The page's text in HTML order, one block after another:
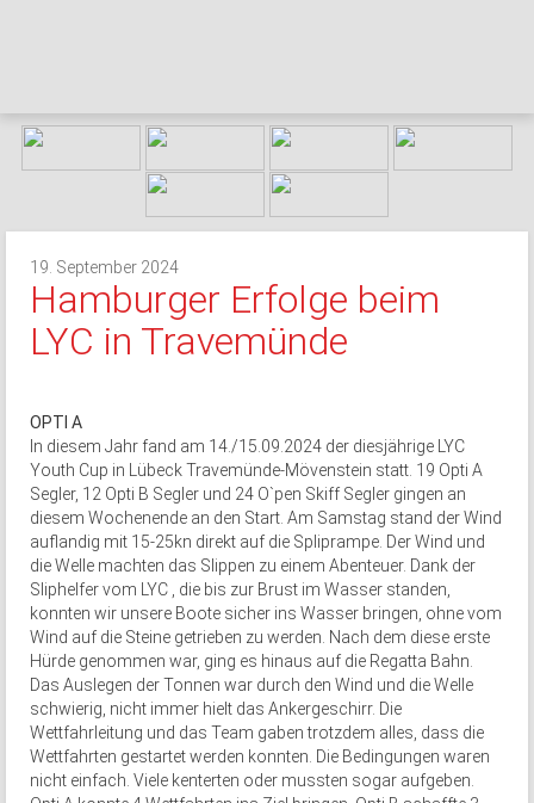
19. September 2024
Hamburger Erfolge beim
LYC in Travemünde
OPTI A
In diesem Jahr fand am 14./15.09.2024 der diesjährige LYC
Youth Cup in Lübeck Travemünde-Mövenstein statt. 19 Opti A
Segler, 12 Opti B Segler und 24 O`pen Skiff Segler gingen an
diesem Wochenende an den Start. Am Samstag stand der Wind
auflandig mit 15-25kn direkt auf die Spliprampe. Der Wind und
die Welle machten das Slippen zu einem Abenteuer. Dank der
Sliphelfer vom LYC , die bis zur Brust im Wasser standen,
konnten wir unsere Boote sicher ins Wasser bringen, ohne vom
Wind auf die Steine getrieben zu werden. Nach dem diese erste
Hürde genommen war, ging es hinaus auf die Regatta Bahn.
Das Auslegen der Tonnen war durch den Wind und die Welle
schwierig, nicht immer hielt das Ankergeschirr. Die
Wettfahrleitung und das Team gaben trotzdem alles, dass die
Wettfahrten gestartet werden konnten. Die Bedingungen waren
nicht einfach. Viele kenterten oder mussten sogar aufgeben.